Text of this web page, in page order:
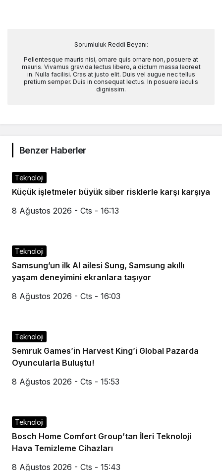
Sorumluluk Reddi Beyanı:
Pellentesque mauris nisi, ornare quis ornare non, posuere at
mauris. Vivamus gravida lectus libero, a dictum massa laoreet
in. Nulla facilisi. Cras at justo elit. Duis vel augue nec tellus
pretium semper. Duis in consequat lectus. In posuere iaculis
dignissim.
Benzer Haberler
Teknoloji
Küçük işletmeler büyük siber risklerle karşı karşıya
8 Ağustos 2026 - Cts - 16:13
Teknoloji
Samsung’un ilk AI ailesi Sung, Samsung akıllı
yaşam deneyimini ekranlara taşıyor
8 Ağustos 2026 - Cts - 16:03
Teknoloji
Semruk Games’in Harvest King’i Global Pazarda
Oyuncularla Buluştu!
8 Ağustos 2026 - Cts - 15:53
Teknoloji
Bosch Home Comfort Group’tan İleri Teknoloji
Hava Temizleme Cihazları
8 Ağustos 2026 - Cts - 15:43